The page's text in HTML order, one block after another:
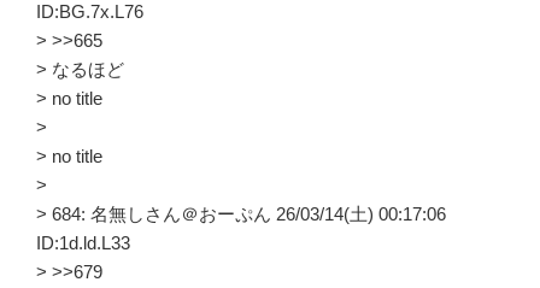
ID:BG.7x.L76
> >>665
> なるほど
> no title
>
> no title
>
> 684: 名無しさん＠おーぷん 26/03/14(土) 00:17:06
ID:1d.ld.L33
> >>679